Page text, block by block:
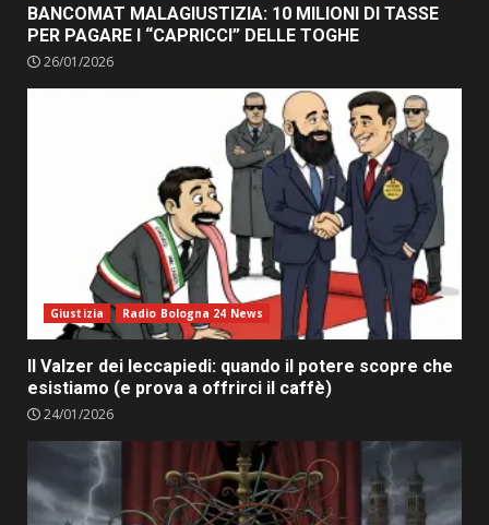
BANCOMAT MALAGIUSTIZIA: 10 MILIONI DI TASSE
PER PAGARE I “CAPRICCI” DELLE TOGHE
26/01/2026
Giustizia Radio Bologna 24 News
Il Valzer dei leccapiedi: quando il potere scopre che
esistiamo (e prova a offrirci il caffè)
24/01/2026